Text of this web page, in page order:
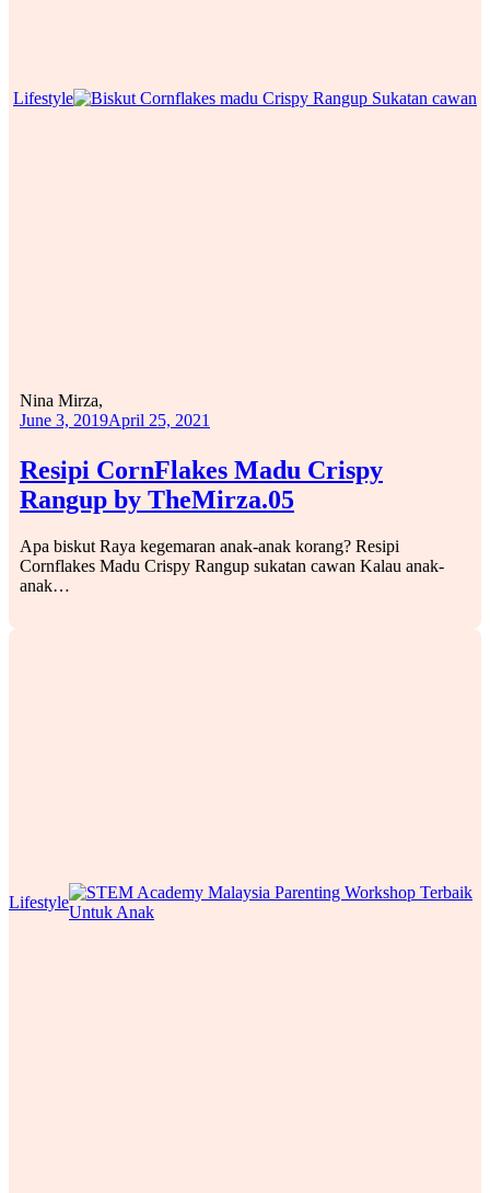
Lifestyle
Resipi CornFlakes Madu Crispy
Rangup by TheMirza.05
Nina Mirza,
June 3, 2019April 25, 2021
Apa biskut Raya kegemaran anak-anak korang? Resipi
Cornflakes Madu Crispy Rangup sukatan cawan Kalau anak-
anak…
Lifestyle